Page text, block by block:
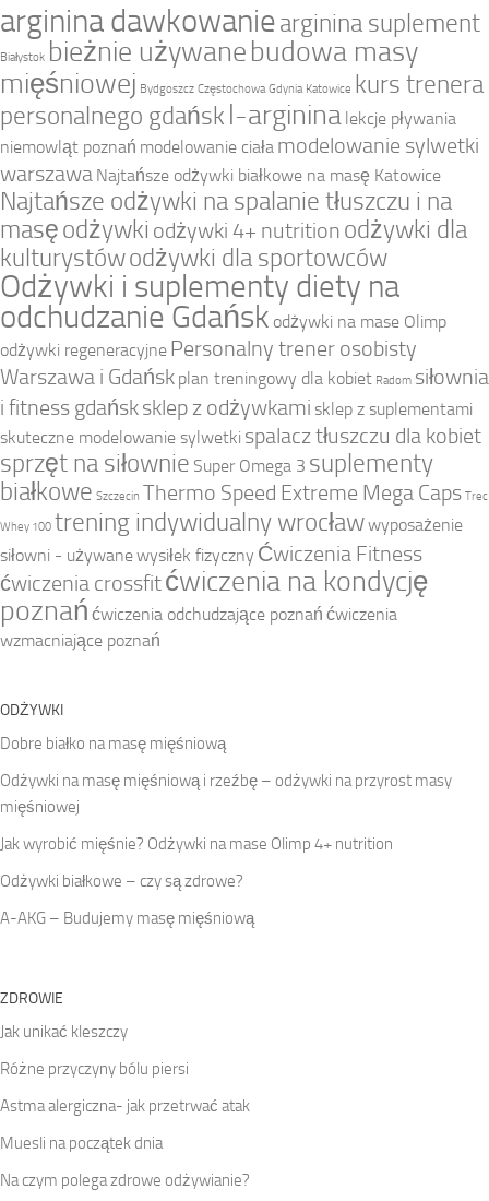
arginina dawkowaniearginina suplement
Białystok bieżnie używanebudowa masy
mięśniowej Bydgoszcz Częstochowa Gdynia Katowice kurs trenera
personalnego gdańsk l-arginina lekcje pływania
niemowląt poznań modelowanie ciała modelowanie sylwetki
warszawa Najtańsze odżywki białkowe na masę Katowice
Najtańsze odżywki na spalanie tłuszczu i na
masęodżywki odżywki 4+ nutrition odżywki dla
kulturystówodżywki dla sportowców
Odżywki i suplementy diety na
odchudzanie Gdańsk odżywki na mase Olimp
odżywki regeneracyjne Personalny trener osobisty
Warszawa i Gdańsk plan treningowy dla kobiet Radom siłownia
i fitness gdańsksklep z odżywkami sklep z suplementami
skuteczne modelowanie sylwetki spalacz tłuszczu dla kobiet
sprzęt na siłownie Super Omega 3 suplementy
białkowe Szczecin Thermo Speed Extreme Mega Caps Trec
Whey 100 trening indywidualny wrocławwyposażenie
siłowni - używanewysiłek fizyczny Ćwiczenia Fitness
ćwiczenia crossfitćwiczenia na kondycję
poznań ćwiczenia odchudzające poznań ćwiczenia
wzmacniające poznań
ODŻYWKI
Dobre białko na masę mięśniową
Odżywki na masę mięśniową i rzeźbę – odżywki na przyrost masy
mięśniowej
Jak wyrobić mięśnie? Odżywki na mase Olimp 4+ nutrition
Odżywki białkowe – czy są zdrowe?
A-AKG – Budujemy masę mięśniową
ZDROWIE
Jak unikać kleszczy
Różne przyczyny bólu piersi
Astma alergiczna- jak przetrwać atak
Muesli na początek dnia
Na czym polega zdrowe odżywianie?